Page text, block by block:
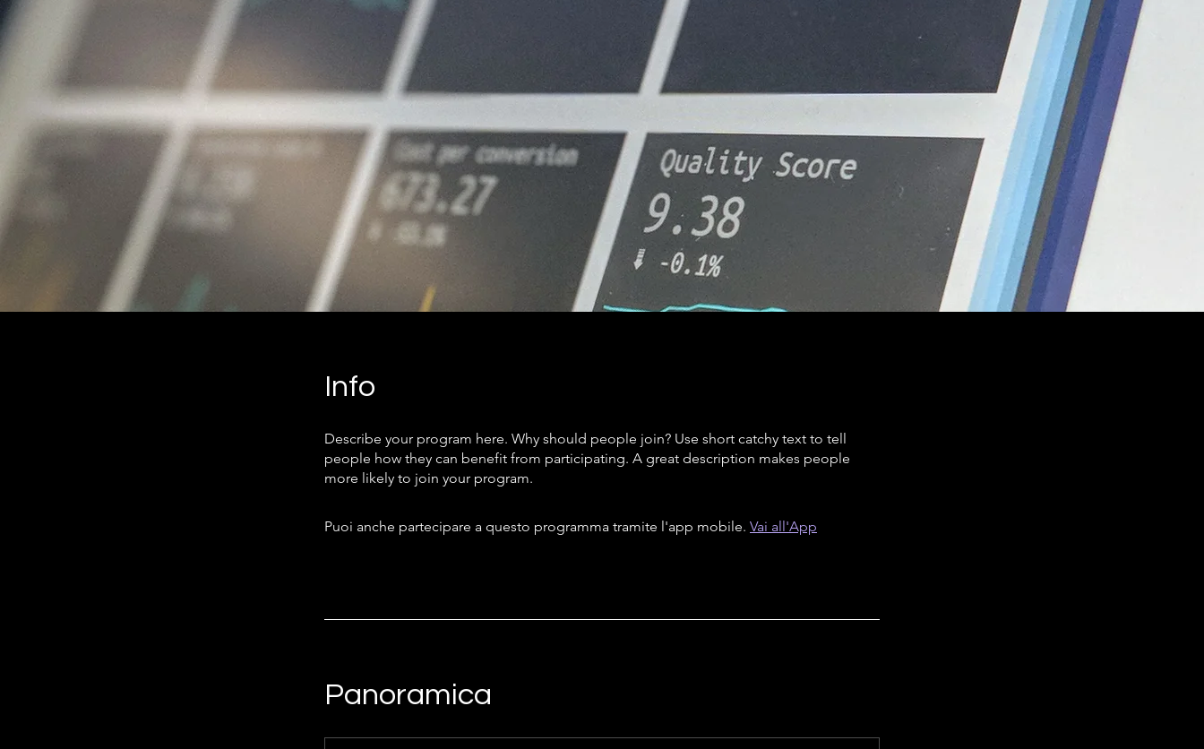
Info
Describe your program here. Why should people join? Use short catchy text to tell
people how they can benefit from participating. A great description makes people
more likely to join your program.
Puoi anche partecipare a questo programma tramite l'app mobile. Vai all'App
Panoramica